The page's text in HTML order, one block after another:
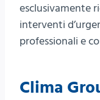
esclusivamente
interventi
professionali e
Clima